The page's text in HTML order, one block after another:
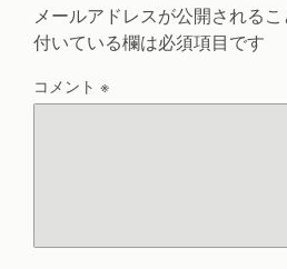
メールアドレスが公開されるこ
付いている欄は必須項目です
コメント ※